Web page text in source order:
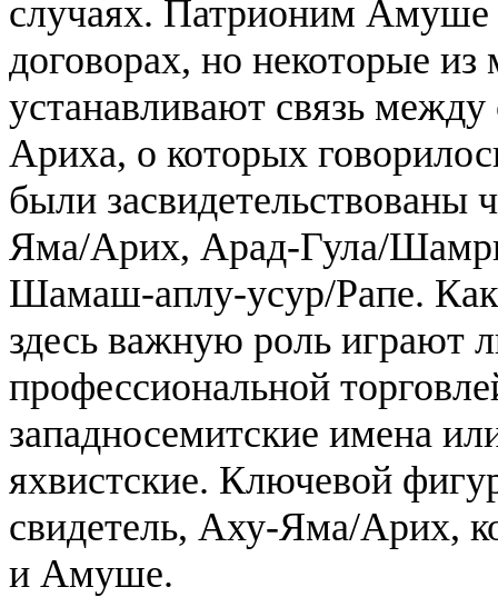
случаях. Патрионим Амуше
договорах, но некоторые
устанавливают связь
Ариха, о которых
были
Яма/Арих, Арад-Гула/
Шамаш-аплу-усур/Рапе.
здесь важную роль играют
профессиональной
западносемитские имена
яхвистские. Ключевой
свидетель, Аху-Яма/Арих,
и Амуше.